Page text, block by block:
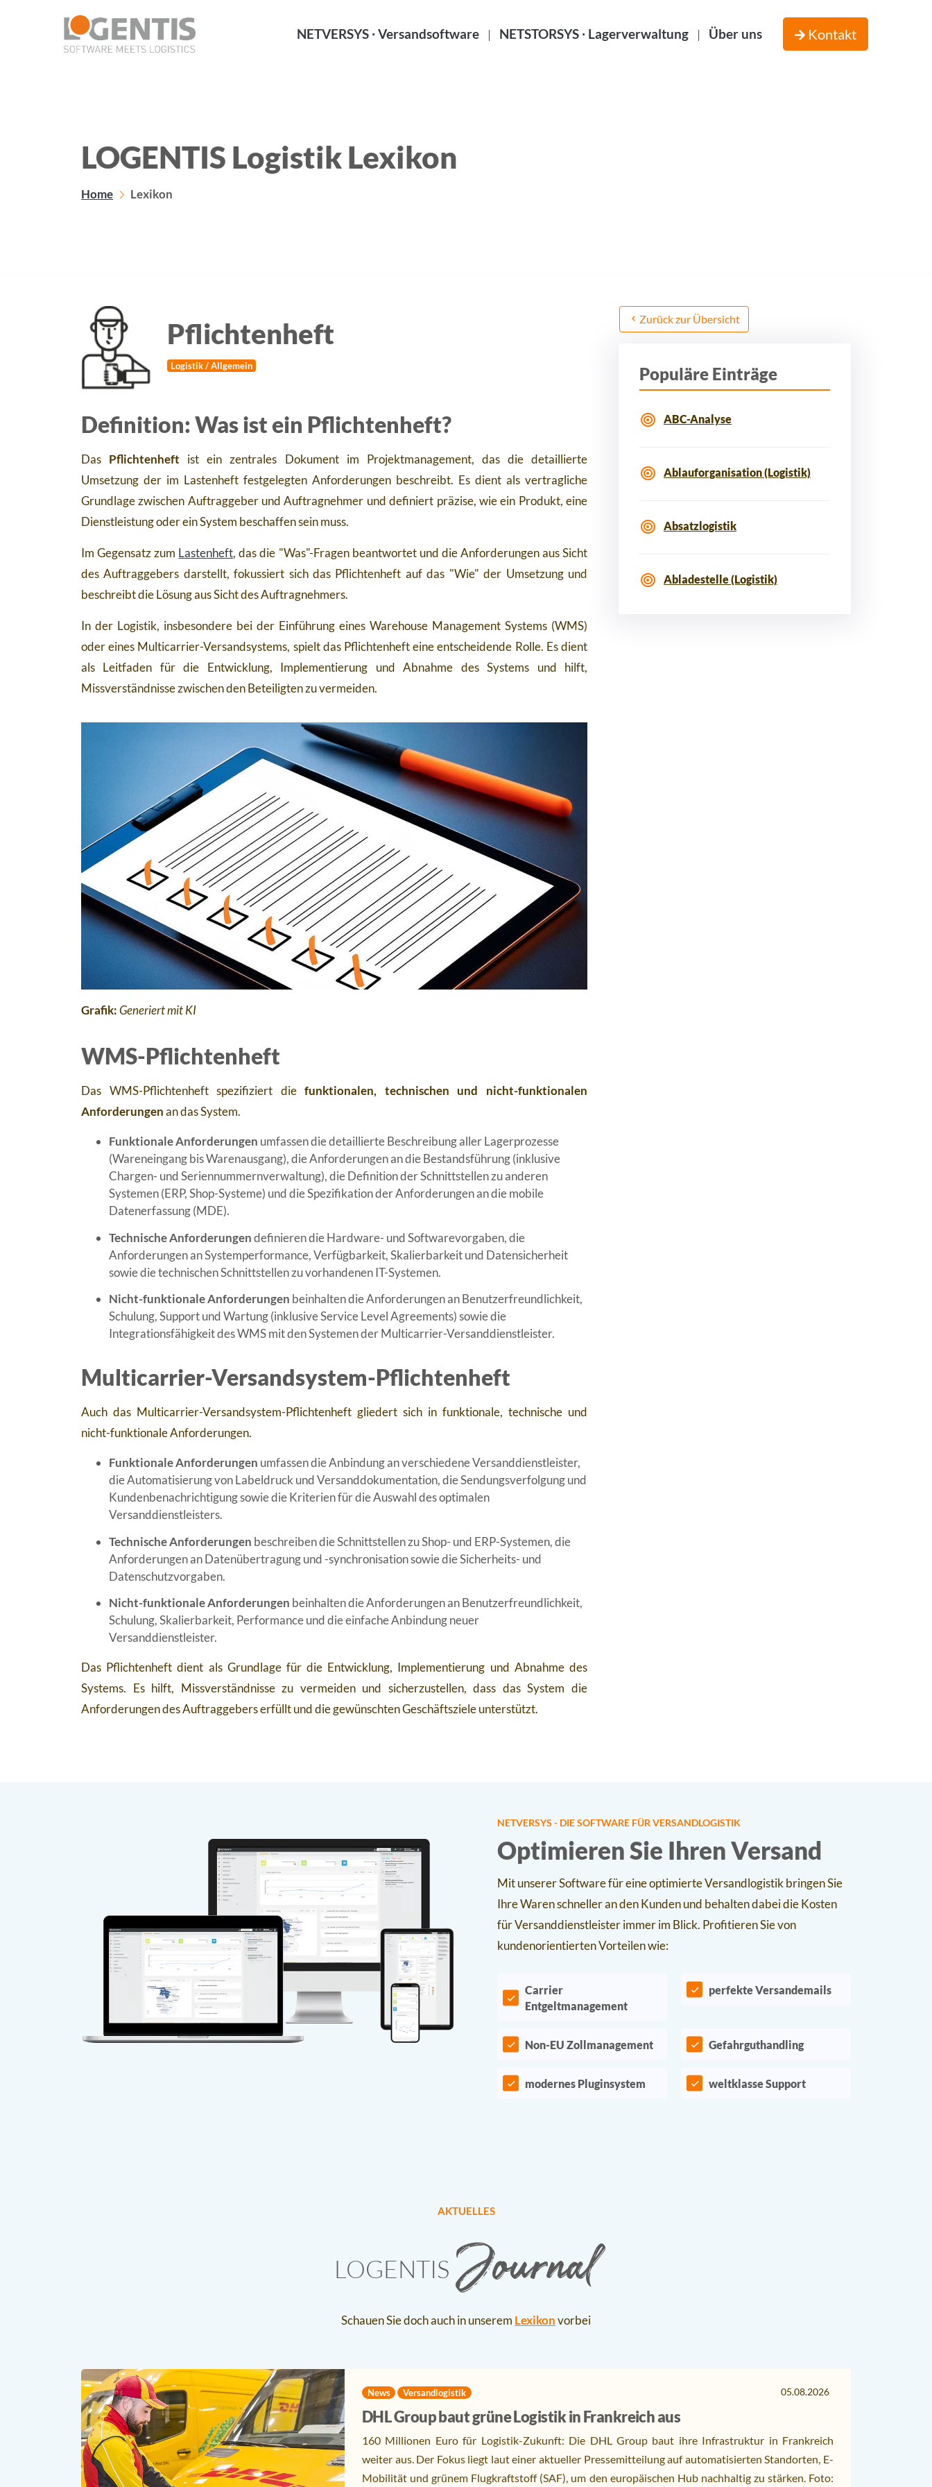
NETVERSYS ∙ Versandsoftware | NETSTORSYS ∙ Lagerverwaltung | Über uns Kontakt
LOGENTIS Logistik Lexikon
Home Lexikon
Pflichtenheft
Logistik / Allgemein
Definition: Was ist ein Pflichtenheft?
Das Pflichtenheft ist ein zentrales Dokument im Projektmanagement, das die detaillierte
Umsetzung der im Lastenheft festgelegten Anforderungen beschreibt. Es dient als vertragliche
Grundlage zwischen Auftraggeber und Auftragnehmer und definiert präzise, wie ein Produkt, eine
Dienstleistung oder ein System beschaffen sein muss.
Im Gegensatz zum Lastenheft, das die "Was"-Fragen beantwortet und die Anforderungen aus Sicht
des Auftraggebers darstellt, fokussiert sich das Pflichtenheft auf das "Wie" der Umsetzung und
beschreibt die Lösung aus Sicht des Auftragnehmers.
In der Logistik, insbesondere bei der Einführung eines Warehouse Management Systems (WMS)
oder eines Multicarrier-Versandsystems, spielt das Pflichtenheft eine entscheidende Rolle. Es dient
als Leitfaden für die Entwicklung, Implementierung und Abnahme des Systems und hilft,
Missverständnisse zwischen den Beteiligten zu vermeiden.
Grafik:Generiert mit KI
WMS-Pflichtenheft
Das WMS-Pflichtenheft spezifiziert diefunktionalen, technischen und nicht-funktionalen
Anforderungenan das System.
Funktionale Anforderungen umfassen die detaillierte Beschreibung aller Lagerprozesse
(Wareneingang bis Warenausgang), die Anforderungen an die Bestandsführung (inklusive
Chargen- und Seriennummernverwaltung), die Definition der Schnittstellen zu anderen
Systemen (ERP, Shop-Systeme) und die Spezifikation der Anforderungen an die mobile
Datenerfassung (MDE).
Technische Anforderungendefinieren die Hardware- und Softwarevorgaben, die
Anforderungen an Systemperformance, Verfügbarkeit, Skalierbarkeit und Datensicherheit
sowie die technischen Schnittstellen zu vorhandenen IT-Systemen.
Nicht-funktionale Anforderungen beinhalten die Anforderungen an Benutzerfreundlichkeit,
Schulung, Support und Wartung (inklusive Service Level Agreements) sowie die
Integrationsfähigkeit des WMS mit den Systemen der Multicarrier-Versanddienstleister.
Multicarrier-Versandsystem-Pflichtenheft
Auch das Multicarrier-Versandsystem-Pflichtenheft gliedert sich in funktionale, technische und
nicht-funktionale Anforderungen.
Funktionale Anforderungen umfassen die Anbindung an verschiedene Versanddienstleister,
die Automatisierung von Labeldruck und Versanddokumentation, die Sendungsverfolgung und
Kundenbenachrichtigung sowie die Kriterien für die Auswahl des optimalen
Versanddienstleisters.
Technische Anforderungen beschreiben die Schnittstellen zu Shop- und ERP-Systemen, die
Anforderungen an Datenübertragung und -synchronisation sowie die Sicherheits- und
Datenschutzvorgaben.
Nicht-funktionale Anforderungen beinhalten die Anforderungen an Benutzerfreundlichkeit,
Schulung, Skalierbarkeit, Performance und die einfache Anbindung neuer
Versanddienstleister.
Das Pflichtenheft dient als Grundlage für die Entwicklung, Implementierung und Abnahme des
Systems. Es hilft, Missverständnisse zu vermeiden und sicherzustellen, dass das System die
Anforderungen des Auftraggebers erfüllt und die gewünschten Geschäftsziele unterstützt.
Zurück zur Übersicht
Populäre Einträge
ABC-Analyse
Ablauforganisation (Logistik)
Absatzlogistik
Abladestelle (Logistik)
NETVERSYS - DIE SOFTWARE FÜR VERSANDLOGISTIK
Optimieren Sie Ihren Versand
Mit unserer Software für eine optimierte Versandlogistik bringen Sie
Ihre Waren schneller an den Kunden und behalten dabei die Kosten
für Versanddienstleister immer im Blick. Profitieren Sie von
kundenorientierten Vorteilen wie:
Carrier
Entgeltmanagement
perfekte Versandemails
Non-EU Zollmanagement Gefahrguthandling
modernes Pluginsystem weltklasse Support
AKTUELLES
LOGENTIS Journal
Schauen Sie doch auch in unserem Lexikonvorbei
News Versandlogistik 05.08.2026
DHL Group baut grüne Logistik in Frankreich aus
160 Millionen Euro für Logistik-Zukunft: Die DHL Group baut ihre Infrastruktur in Frankreich
weiter aus. Der Fokus liegt laut einer aktueller Pressemitteilung auf automatisierten Standorten, E-
Mobilität und grünem Flugkraftstoff (SAF), um den europäischen Hub nachhaltig zu stärken. Foto: